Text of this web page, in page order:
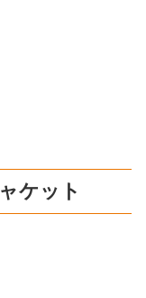
ケット